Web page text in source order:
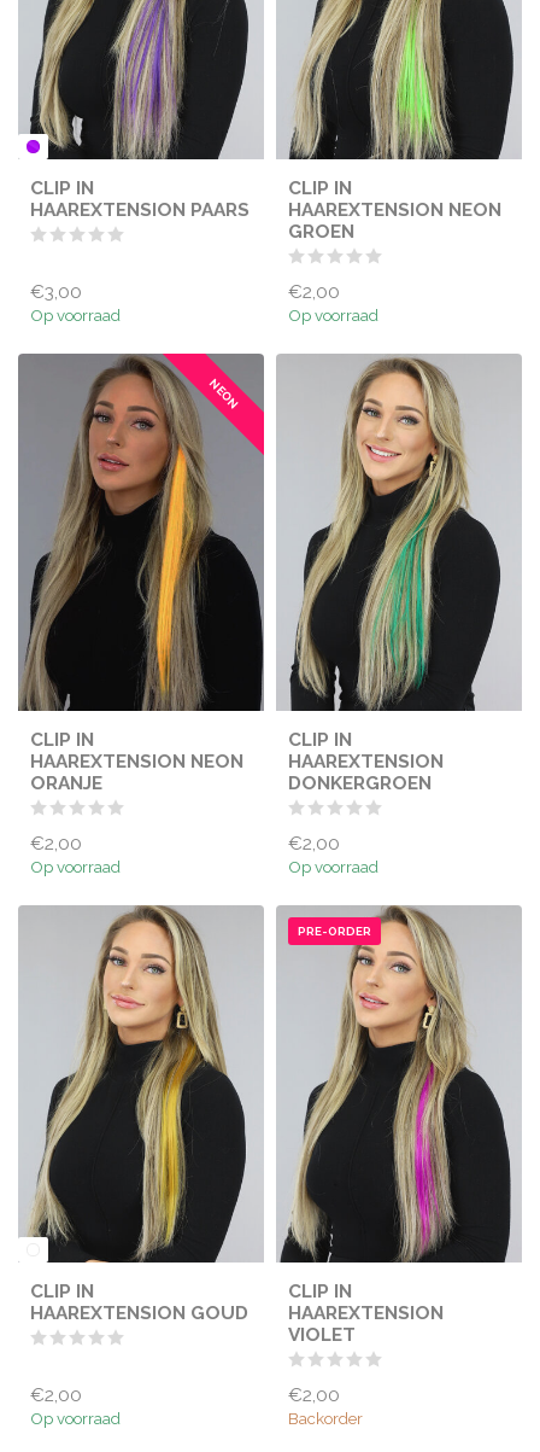
CLIP IN
HAAREXTENSION PAARS
€3,00
Op voorraad
CLIP IN
HAAREXTENSION NEON
GROEN
€2,00
Op voorraad
NEON
CLIP IN
HAAREXTENSION NEON
ORANJE
€2,00
Op voorraad
CLIP IN
HAAREXTENSION
DONKERGROEN
€2,00
Op voorraad
CLIP IN
HAAREXTENSION GOUD
€2,00
Op voorraad
PRE-ORDER
CLIP IN
HAAREXTENSION
VIOLET
€2,00
Backorder